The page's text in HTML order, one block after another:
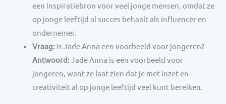
een inspiratiebron voor veel jonge mensen, omdat ze
op jonge leeftijd al succes behaalt als influencer en
ondernemer.
Vraag:Is Jade Anna een voorbeeld voor jongeren?
Antwoord:Jade Anna is een voorbeeld voor
jongeren, want ze laat zien dat je met inzet en
creativiteit al op jonge leeftijd veel kunt bereiken.